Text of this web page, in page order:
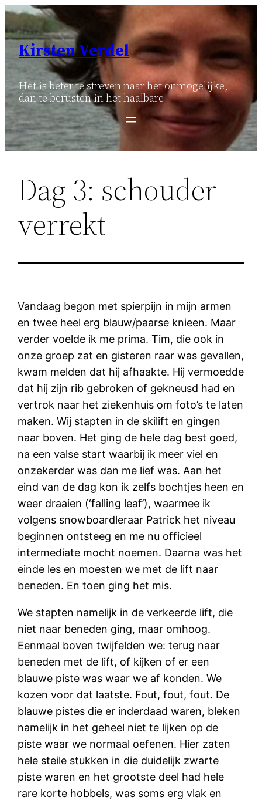
Ga
naar
inhoud
Kirsten Verdel
Het is beter te streven naar het onmogelijke,
dan te berusten in het haalbare
Dag 3: schouder
verrekt
Vandaag begon met spierpijn in mijn armen
en twee heel erg blauw/paarse knieen. Maar
verder voelde ik me prima. Tim, die ook in
onze groep zat en gisteren raar was gevallen,
kwam melden dat hij afhaakte. Hij vermoedde
dat hij zijn rib gebroken of gekneusd had en
vertrok naar het ziekenhuis om foto’s te laten
maken. Wij stapten in de skilift en gingen
naar boven. Het ging de hele dag best goed,
na een valse start waarbij ik meer viel en
onzekerder was dan me lief was. Aan het
eind van de dag kon ik zelfs bochtjes heen en
weer draaien (‘falling leaf’), waarmee ik
volgens snowboardleraar Patrick het niveau
beginnen ontsteeg en me nu officieel
intermediate mocht noemen. Daarna was het
einde les en moesten we met de lift naar
beneden. En toen ging het mis.
We stapten namelijk in de verkeerde lift, die
niet naar beneden ging, maar omhoog.
Eenmaal boven twijfelden we: terug naar
beneden met de lift, of kijken of er een
blauwe piste was waar we af konden. We
kozen voor dat laatste. Fout, fout, fout. De
blauwe pistes die er inderdaad waren, bleken
namelijk in het geheel niet te lijken op de
piste waar we normaal oefenen. Hier zaten
hele steile stukken in die duidelijk zwarte
piste waren en het grootste deel had hele
rare korte hobbels, was soms erg vlak en